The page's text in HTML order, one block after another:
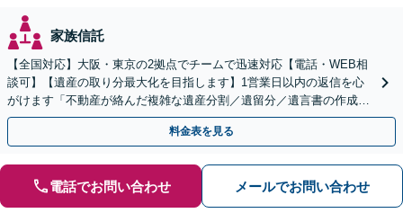
家族信託
【全国対応】大阪・東京の2拠点でチームで迅速対応【電話・WEB相
談可】【遺産の取り分最大化を目指します】1営業日以内の返信を心
がけます「不動産が絡んだ複雑な遺産分割／遺留分／遺言書の作成・
執行／事業承継など、お任せください」【休日相談あり】
料金表を見る
電話でお問い合わせ メールでお問い合わせ